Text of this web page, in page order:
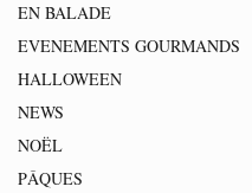
EN BALADE
EVENEMENTS GOURMANDS
HALLOWEEN
NEWS
NOËL
PÂQUES